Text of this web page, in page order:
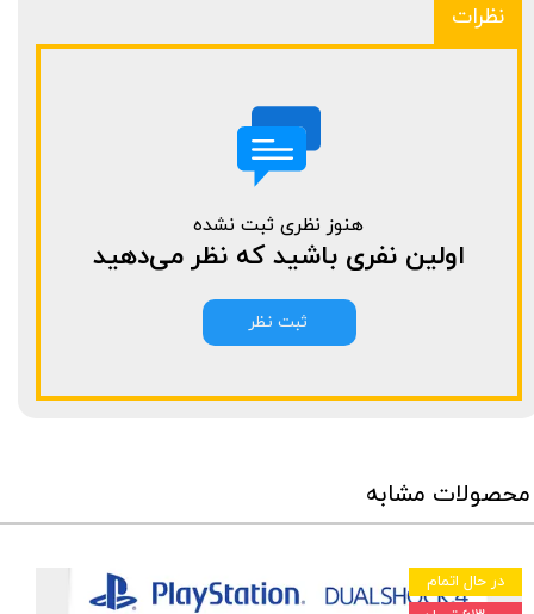
نظرات
هنوز نظری ثبت نشده
اولین نفری باشید که نظر می‌دهید
ثبت نظر
محصولات مشابه
در حال اتمام